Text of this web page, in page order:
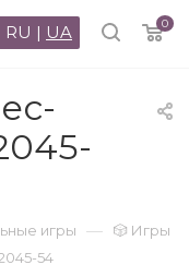
0
RU | UA
игры — 🎲 Игры
54